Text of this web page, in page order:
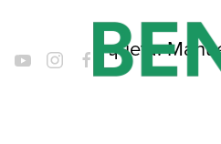
Ir al contenido principal
Etiqueta: